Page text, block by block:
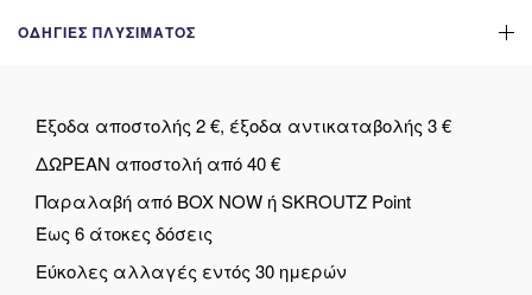
ΟΔΗΓΊΕΣ ΠΛΥΣΊΜΑΤΟΣ
Έξοδα αποστολής 2 €, έξοδα αντικαταβολής 3 €
ΔΩΡΕΑΝ αποστολή από 40 €
Παραλαβή από BOX NOW ή SKROUTZ Point
Έως 6 άτοκες δόσεις
Εύκολες αλλαγές εντός 30 ημερών